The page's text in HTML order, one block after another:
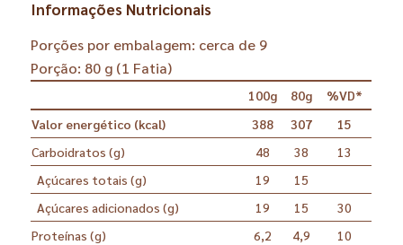
Informações Nutricionais
Porções por embalagem: cerca de 9
Porção: 80 g (1 Fatia)
100g 80g
%VD*
Valor energético (kcal)
388 307
15
Carboidratos (g)
48 38
13
Açúcares totais (g)
19
15
Açúcares adicionados (g)
19 15
30
Proteínas (g)
6,2 4,9
10